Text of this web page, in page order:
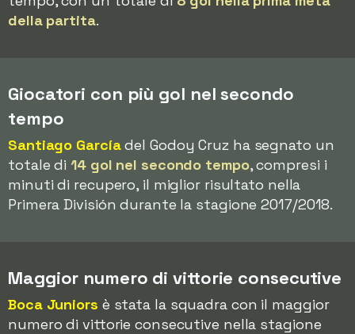
della partita.
Giocatori con più gol nel secondo
tempo
Santiago Garcíadel Godoy Cruz ha segnato un
totale di14 gol nel secondo tempo, compresi i
minuti di recupero, il miglior risultato nella
Primera División durante la stagione 2017/2018.
Maggior numero di vittorie consecutive
Boca Juniors è stata la squadra con il maggior
numero di vittorie consecutive nella stagione